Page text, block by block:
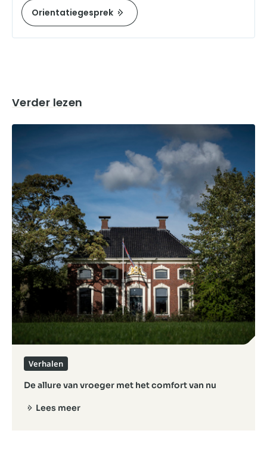
Orientatiegesprek
Verder lezen
De allure van vroeger met het comfort van nu
Verhalen
Lees meer